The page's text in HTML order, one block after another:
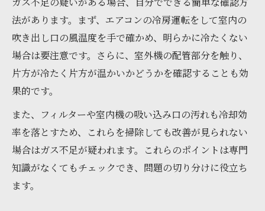
法があります。まず、エアコンの冷房運転をして室内の
吹き出し口の風温度を手で確かめ、明らかに冷たくない
場合は要注意です。さらに、室外機の配管部分を触り、
片方が冷たく片方が温かいかどうかを確認することも効
果的です。
また、フィルターや室内機の吸い込み口の汚れも冷却効
率を落とすため、これらを掃除しても改善が見られない
場合はガス不足が疑われます。これらのポイントは専門
知識がなくてもチェックでき、問題の切り分けに役立ち
ます。